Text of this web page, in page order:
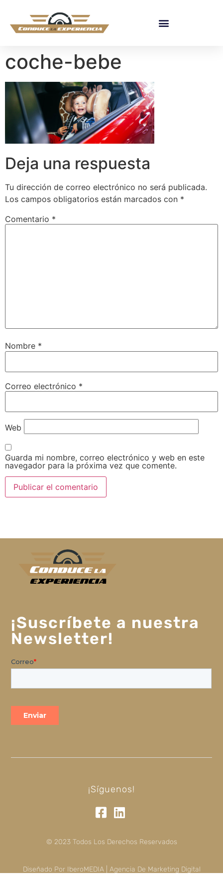
coche-bebe
Deja una respuesta
Tu dirección de correo electrónico no será publicada.
Los campos obligatorios están marcados con *
Comentario *
Nombre *
Correo electrónico *
Web
Guarda mi nombre, correo electrónico y web en este
navegador para la próxima vez que comente.
¡Suscríbete a nuestra
Newsletter!
¡Síguenos!
© 2023 Todos Los Derechos Reservados
Diseñado Por IberoMEDIA | Agencia De Marketing Digital